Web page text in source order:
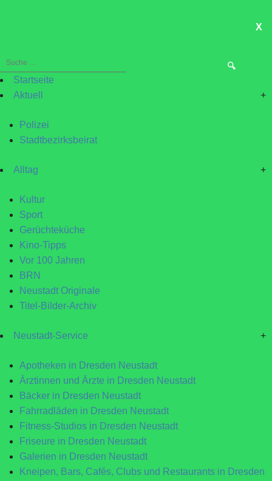
X
Suche
nach:Startseite
Aktuell
+
Polizei
Stadtbezirksbeirat
Alltag +
Kultur
Sport
Gerüchteküche
Kino-Tipps
Vor 100 Jahren
BRN
Neustadt Originale
Titel-Bilder-Archiv
Neustadt-Service +
Apotheken in Dresden Neustadt
Ärztinnen und Ärzte in Dresden Neustadt
Bäcker in Dresden Neustadt
Fahrradläden in Dresden Neustadt
Fitness-Studios in Dresden Neustadt
Friseure in Dresden Neustadt
Galerien in Dresden Neustadt
Kneipen, Bars, Cafés, Clubs und Restaurants in Dresden